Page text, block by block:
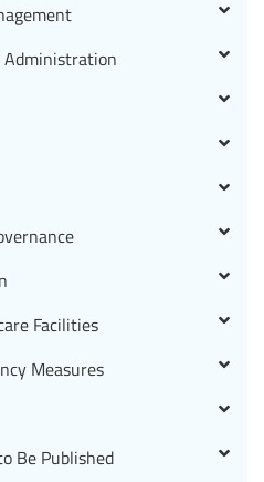
Administration
Facilities
Measures
Be Published